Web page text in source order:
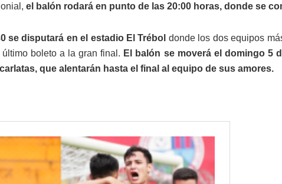
el balón rodará en punto de las 20:00 horas, donde se
se disputará en el estadio El Trébol donde los dos equipos
boleto a la gran final. El balón se moverá el domingo 5
que alentarán hasta el final al equipo de sus amores.